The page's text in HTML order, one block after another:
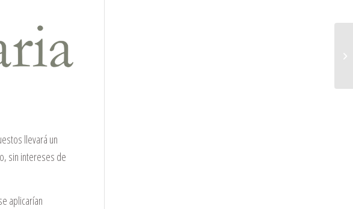
llevará un
sin intereses de
aplicarían